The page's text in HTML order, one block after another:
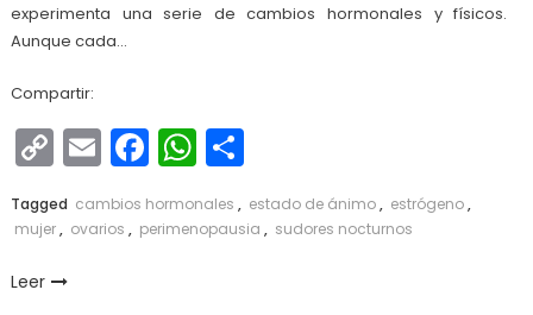
experimenta una serie de cambios hormonales y físicos.
Aunque cada…
Compartir:
Copy
Link
EmailFacebook
WhatsApp
Compartir
Tagged cambios hormonales , estado de ánimo, estrógeno,
mujer, ovarios , perimenopausia , sudores nocturnos
Leer